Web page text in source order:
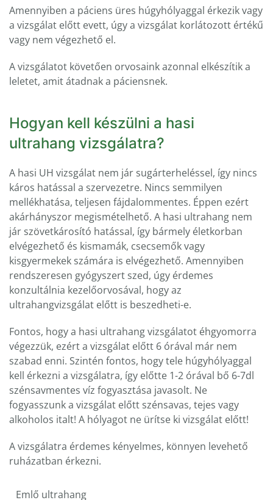
Amennyiben a páciens üres húgyhólyaggal érkezik vagy
a vizsgálat előtt evett, úgy a vizsgálat korlátozott értékű
vagy nem végezhető el.
A vizsgálatot követően orvosaink azonnal elkészítik a
leletet, amit átadnak a páciensnek.
Hogyan kell készülni a hasi
ultrahang vizsgálatra?
A hasi UH vizsgálat nem jár sugárterheléssel, így nincs
káros hatással a szervezetre. Nincs semmilyen
mellékhatása, teljesen fájdalommentes. Éppen ezért
akárhányszor megismételhető. A hasi ultrahang nem
jár szövetkárosító hatással, így bármely életkorban
elvégezhető és kismamák, csecsemők vagy
kisgyermekek számára is elvégezhető. Amennyiben
rendszeresen gyógyszert szed, úgy érdemes
konzultálnia kezelőorvosával, hogy az
ultrahangvizsgálat előtt is beszedheti-e.
Fontos, hogy a hasi ultrahang vizsgálatot éhgyomorra
végezzük, ezért a vizsgálat előtt 6 órával már nem
szabad enni. Szintén fontos, hogy tele húgyhólyaggal
kell érkezni a vizsgálatra, így előtte 1-2 órával bő 6-7dl
szénsavmentes víz fogyasztása javasolt. Ne
fogyasszunk a vizsgálat előtt szénsavas, tejes vagy
alkoholos italt! A hólyagot ne ürítse ki vizsgálat előtt!
A vizsgálatra érdemes kényelmes, könnyen levehető
ruházatban érkezni.
Emlő ultrahang